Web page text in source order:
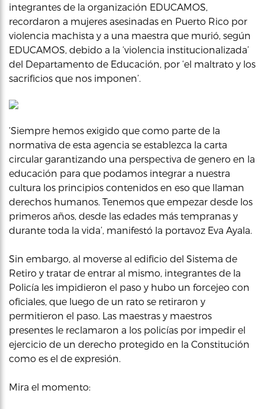
integrantes de la organización EDUCAMOS,
recordaron a mujeres asesinadas en Puerto Rico por
violencia machista y a una maestra que murió, según
EDUCAMOS, debido a la ‘violencia institucionalizada’
del Departamento de Educación, por ‘el maltrato y los
sacrificios que nos imponen’.
‘Siempre hemos exigido que como parte de la
normativa de esta agencia se establezca la carta
circular garantizando una perspectiva de genero en la
educación para que podamos integrar a nuestra
cultura los principios contenidos en eso que llaman
derechos humanos. Tenemos que empezar desde los
primeros años, desde las edades más tempranas y
durante toda la vida’, manifestó la portavoz Eva Ayala.
Sin embargo, al moverse al edificio del Sistema de
Retiro y tratar de entrar al mismo, integrantes de la
Policía les impidieron el paso y hubo un forcejeo con
oficiales, que luego de un rato se retiraron y
permitieron el paso. Las maestras y maestros
presentes le reclamaron a los policías por impedir el
ejercicio de un derecho protegido en la Constitución
como es el de expresión.
Mira el momento: